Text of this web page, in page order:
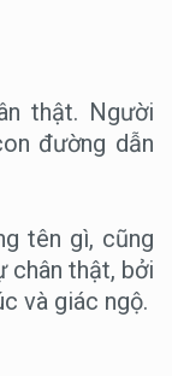
thật. Người
đường dẫn
tên gì, cũng
chân thật, bởi
và giác ngộ.